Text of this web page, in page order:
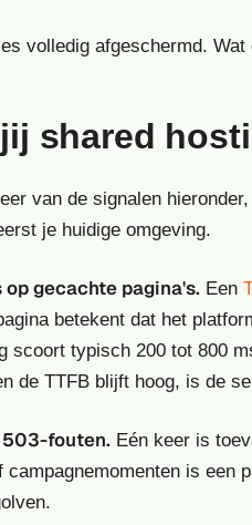
volledig afgeschermd.
shared
van de signalen
je huidige omgeving.
gecachte pagina's.Een
betekent dat het
scoort typisch 200 tot 800
de TTFB blijft hoog, is de
fouten.Eén keer is
campagnemomenten is een